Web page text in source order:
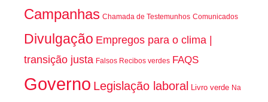
Campanhas Chamada de Testemunhos Comunicados
Divulgação Empregos para o clima |
transição justa Falsos Recibos verdes FAQS
Governo Legislação laboral Livro verde Na